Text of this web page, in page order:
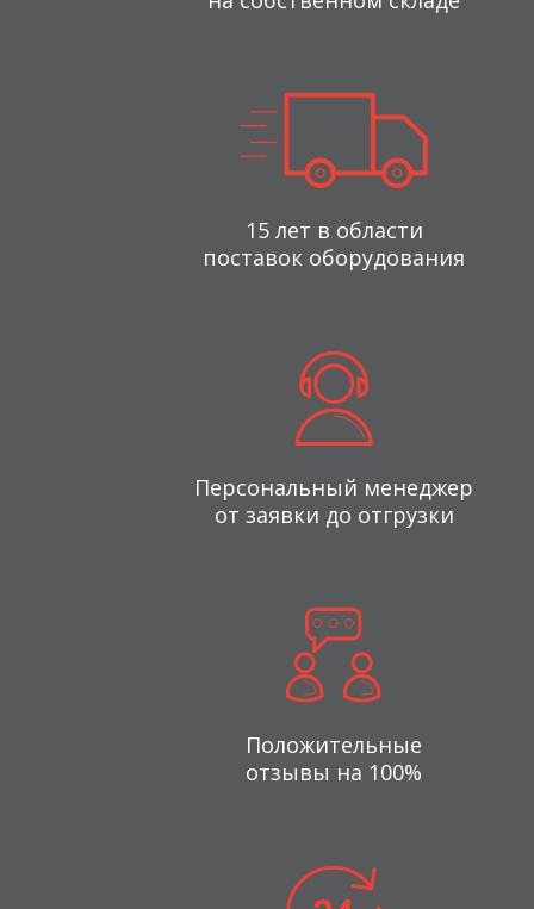
15 лет в области
поставок оборудования
Персональный менеджер
от заявки до отгрузки
Положительные
отзывы на 100%